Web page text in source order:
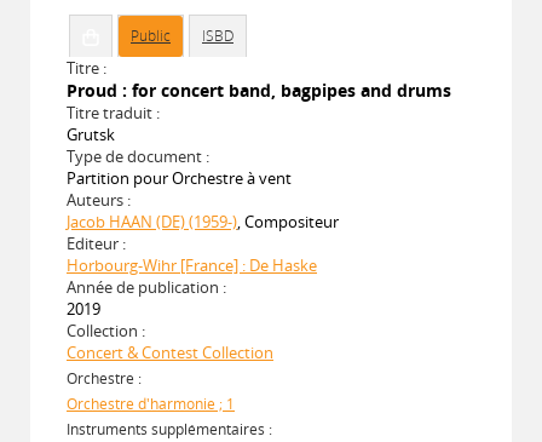
Public ISBD
Titre :
Proud : for concert band, bagpipes and drums
Titre traduit :
Grutsk
Type de document :
Partition pour Orchestre à vent
Auteurs :
Jacob HAAN (DE) (1959-), Compositeur
Editeur :
Horbourg-Wihr [France] : De Haske
Année de publication :
2019
Collection :
Concert & Contest Collection
Orchestre :
Orchestre d'harmonie ; 1
Instruments supplémentaires :